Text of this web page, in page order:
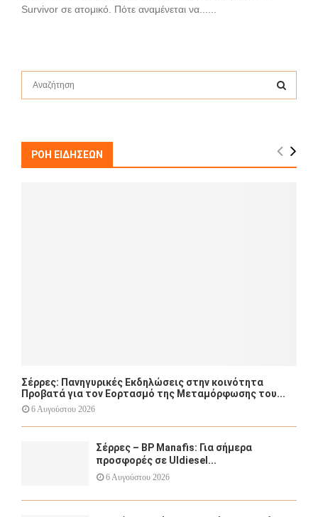
Survivor σε ατομικό. Πότε αναμένεται να......
f
A
ΡΟΗ ΕΙΔΗΣΕΩΝ
Σέρρες: Πανηγυρικές Εκδηλώσεις στην κοινότητα
Προβατά για τον Εορτασμό της Μεταμόρφωσης του...
6 Αυγούστου 2026
Σέρρες – BP Manafis: Για σήμερα
προσφορές σε Uldiesel...
6 Αυγούστου 2026